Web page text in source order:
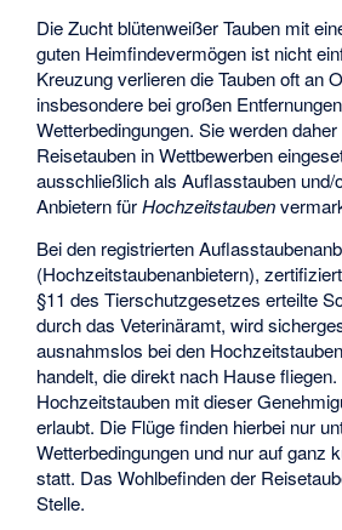
Die Zucht blütenweißer Tauben mit
guten Heimfindevermögen ist nicht
Kreuzung verlieren die Tauben oft an
insbesondere bei großen
Wetterbedingungen. Sie werden
Reisetauben in Wettbewerben
ausschließlich als Auflasstauben und/
Anbietern fürHochzeitstauben
Bei den registrierten
(Hochzeitstaubenanbietern),
§11 des Tierschutzgesetzes erteilte
durch das Veterinäramt, wird
ausnahmslos bei den
handelt, die direkt nach Hause
Hochzeitstauben mit dieser
erlaubt. Die Flüge finden hierbei nur
Wetterbedingungen und nur auf ganz
statt. Das Wohlbefinden der
Stelle.